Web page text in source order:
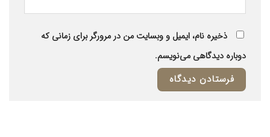
ذخیره نام، ایمیل و وبسایت من در مرورگر برای زمانی که
دوباره دیدگاهی می‌نویسم.